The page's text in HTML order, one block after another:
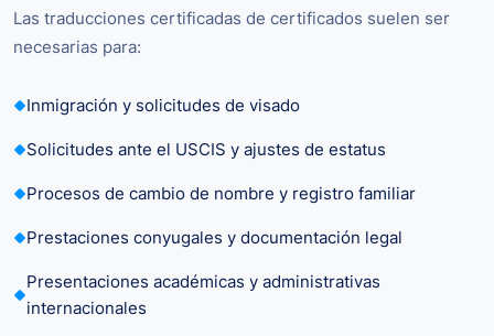
Las traducciones certificadas de certificados suelen ser
necesarias para:
Inmigración y solicitudes de visado
Solicitudes ante el USCIS y ajustes de estatus
Procesos de cambio de nombre y registro familiar
Prestaciones conyugales y documentación legal
Presentaciones académicas y administrativas
internacionales